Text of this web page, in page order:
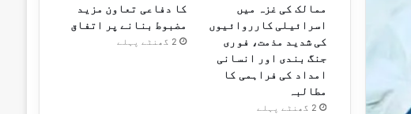
ممالک کی غزہ میں
اسرائیلی کارروائیوں
کی شدید مذمت، فوری
جنگ بندی اور انسانی
امداد کی فراہمی کا
مطالبہ
2 گھنٹے پہلے
کا دفاعی تعاون مزید
مضبوط بنانے پر اتفاق
2 گھنٹے پہلے